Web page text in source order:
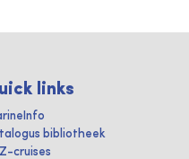
links
bibliotheek
cruises